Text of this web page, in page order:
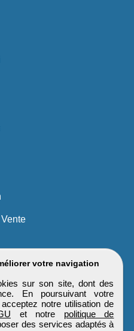
votre navigation
sur son site, dont des
En poursuivant votre
notre utilisation de
et notre politique de
des services adaptés à